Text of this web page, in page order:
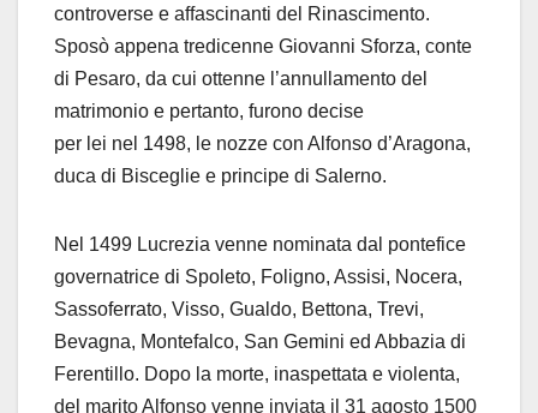
controverse e affascinanti del Rinascimento.
Sposò appena tredicenne Giovanni Sforza, conte
di Pesaro, da cui ottenne l’annullamento del
matrimonio e pertanto, furono decise
per lei nel 1498, le nozze con Alfonso d’Aragona,
duca di Bisceglie e principe di Salerno.
Nel 1499 Lucrezia venne nominata dal pontefice
governatrice di Spoleto, Foligno, Assisi, Nocera,
Sassoferrato, Visso, Gualdo, Bettona, Trevi,
Bevagna, Montefalco, San Gemini ed Abbazia di
Ferentillo. Dopo la morte, inaspettata e violenta,
del marito Alfonso venne inviata il 31 agosto 1500